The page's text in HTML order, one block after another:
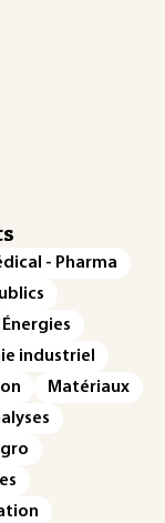
- Pharma
Énergies
industriel
Matériaux